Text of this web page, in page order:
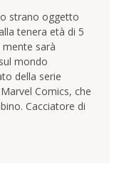
strano oggetto
tenera età di 5
mente sarà
mondo
della serie
Comics, che
Cacciatore di